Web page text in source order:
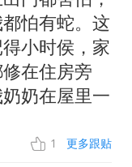
怕有蛇。这
小时侯，家
在住房旁
奶在屋里一
1 更多跟贴